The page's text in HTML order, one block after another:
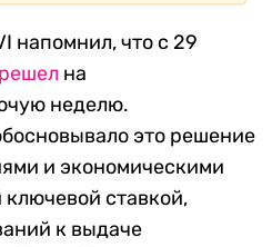
напомнил, что с 29
на
неделю.
это решение
и экономическими
ставкой,
к выдаче